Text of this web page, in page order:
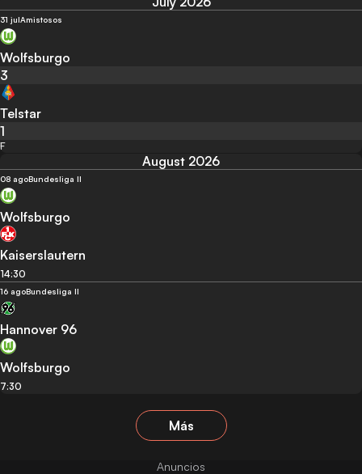
31 julAmistosos
Wolfsburgo
3
Telstar
1
F
August 2026
08 agoBundesliga II
Wolfsburgo
Kaiserslautern
14:30
16 agoBundesliga II
Hannover 96
Wolfsburgo
7:30
Más